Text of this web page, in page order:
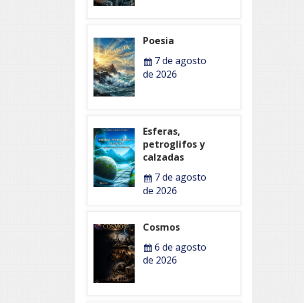
Poesia
7 de agosto
de 2026
Esferas,
petroglifos y
calzadas
7 de agosto
de 2026
Cosmos
6 de agosto
de 2026